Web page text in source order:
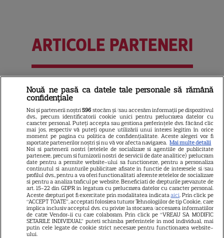
ARTICOLE PARTENERI
Horoscop Urania | Previziuni
7 august 2026. Venus va intra
în zodia Balanței
Loto 6/49 din 2 august
2026. Report de peste 9
milioane de euro la 6/49,
categoria I
Nouă ne pasă ca datele tale personale să rămână
confidențiale
Noi și partenerii noștri596 stocăm și/sau accesăm informații pe dispozitivul
dvs., precum identificatorii cookie unici pentru prelucrarea datelor cu
caracter personal. Puteți accepta sau gestiona preferințele dvs. făcând clic
mai jos, respectiv vă puteți opune utilizării unui interes legitim în orice
moment pe pagina cu politica de confidențialitate. Aceste alegeri vor fi
raportate partenerilor noștri și nu vă vor afecta navigarea. Mai multe detalii
Noi si partenerii nostri (retelele de socializare si agentiile de publicitate
partenere, precum si furnizorii nostri de servicii de date analitice) prelucram
date pentru a permite website-ului sa functioneze, pentru a personaliza
continutul si anunturile publicitare afisate in functie de interesele si/sau
profilul dvs., pentru a va oferi functionalitati aferente retelelor de socializare
si pentru a analiza traficul pe website. Beneficiati de drepturile prevazute de
art. 15-22 din GDPR in legatura cu prelucrarea datelor cu caracter personal.
Aceste drepturi pot fi exercitate prin modalitatea indicataaici. Prin click pe
“ACCEPT TOATE”, acceptati folosirea tuturor Tehnologiilor de tip Cookie, care
implica inclusiv acceptul dvs. cu privire la stocarea/accesarea informatiilor
de catre Vendor-ii cu care colaboram. Prin click pe “VREAU SA MODIFIC
SETARILE INDIVIDUAL” puteti schimba preferintele in mod individual, mai
putin cele legate de cookie strict necesare pentru functionarea website-
ului.